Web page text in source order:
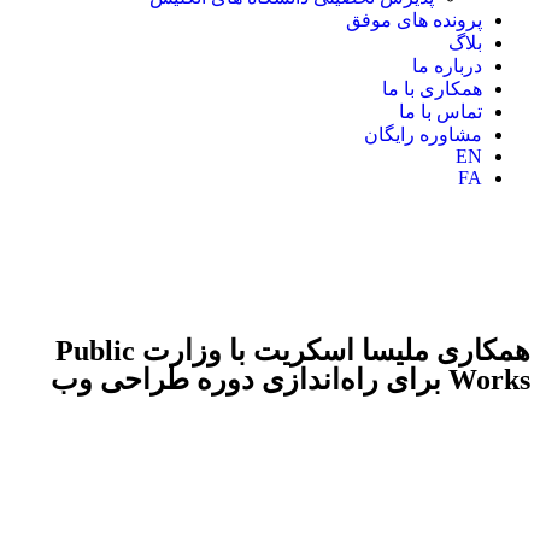
پرونده های موفق
بلاگ
درباره ما
همکاری با ما
تماس با ما
مشاوره رایگان
EN
FA
همکاری ملیسا اسکریت با وزارت Public
Works برای راه‌اندازی دوره طراحی وب